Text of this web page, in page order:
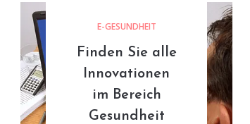
E-GESUNDHEIT
Finden Sie alle
Innovationen
im Bereich
Gesundheit